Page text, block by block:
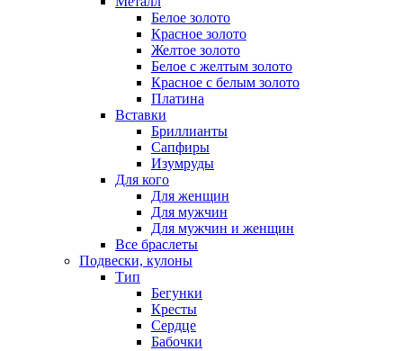
Белое золото
Красное золото
Желтое золото
Белое с желтым золото
Красное с белым золото
Платина
Вставки
Бриллианты
Сапфиры
Изумруды
Для кого
Для женщин
Для мужчин
Для мужчин и женщин
Все браслеты
Подвески, кулоны
Тип
Бегунки
Кресты
Сердце
Бабочки